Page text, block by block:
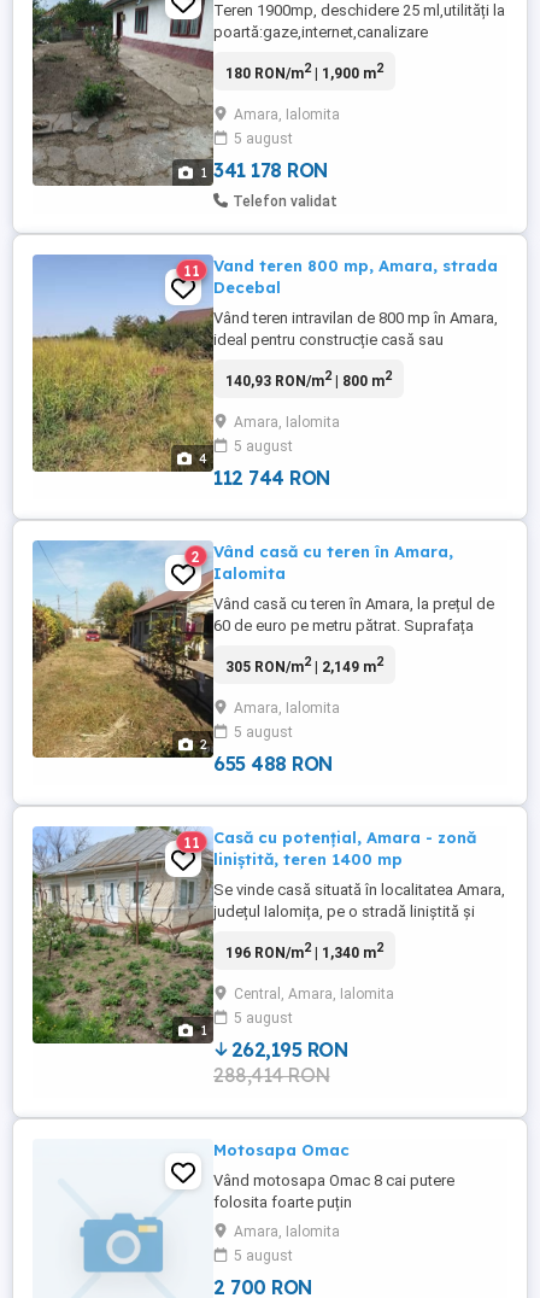
1
Teren 1900mp, deschidere 25 ml,utilități la
poartă:gaze,internet,canalizare
180 RON/m2| 1,900 m2
Amara, Ialomita
5 august
341 178 RON
Telefon validat
4
11
Vand teren 800 mp, Amara, strada
Decebal
Vând teren intravilan de 800 mp în Amara,
ideal pentru construcție casă sau
și curent electric) sunt disponibile la
impozitul este achitat la zi. Este situat pe
strada Decebal, în zona Drumul Fermei o
zonă liniștită, ...
140,93 RON/m2| 800 m2
Amara, Ialomita
5 august
112 744 RON
2
2
Vând casă cu teren în Amara,
Ialomita
Vând casă cu teren în Amara, la prețul de
60 de euro pe metru pătrat. Suprafața
Situată într-o zonă centrală, cu o
cadastrale sunt în regulă și este detinuta
de un singur proprietar. Casa are două
părți unite printr-un ...
305 RON/m2| 2,149 m2
Amara, Ialomita
5 august
655 488 RON
1
11
Casă cu potențial, Amara - zonă
liniștită, teren 1400 mp
Se vinde casă situată în localitatea Amara,
județul Ialomița, pe o stradă liniștită și
Casa este construită în anul 1967, din
Compartimentare: 4 camere 1 bucătărie
Utilități: Gaze naturale Apă curentă Curent
electric 2 fântâni ...
196 RON/m2| 1,340 m2
Central, Amara, Ialomita
5 august
262,195 RON
288,414 RON
Motosapa Omac
Vând motosapa Omac 8 cai putere
folosita foarte puțin
Amara, Ialomita
5 august
2 700 RON